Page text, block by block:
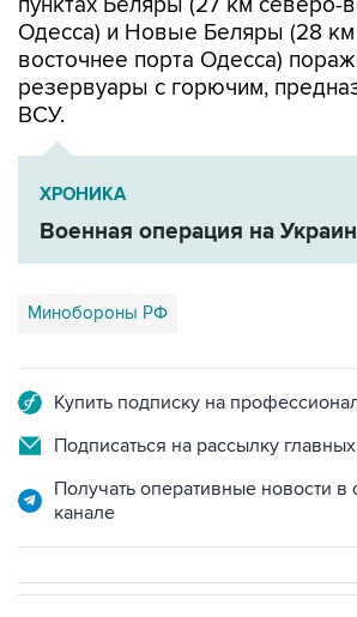
Одесса) и Новые Беляры (28
восточнее порта Одесса)
резервуары с горючим,
ВСУ.
ХРОНИКА
Военная операция на
Минобороны РФ
Купить подписку на
Подписаться на рассылку
Получать оперативные новости
канале